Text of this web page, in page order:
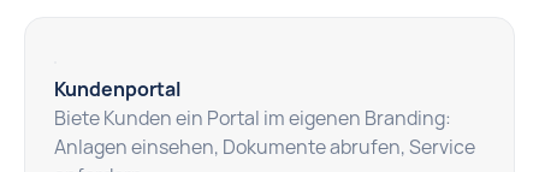
Kundenportal
Biete Kunden ein Portal im eigenen Branding:
Anlagen einsehen, Dokumente abrufen, Service